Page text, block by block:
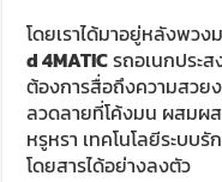
โดยเราได้มาอยู่หลังพว
d 4MATICรถอเนกประ
ต้องการสื่อถึงความสวย
ลวดลายที่โค้งมน ผสมผ
หรูหรา เทคโนโลยีระบบ
โดยสารได้อย่างลงตัว